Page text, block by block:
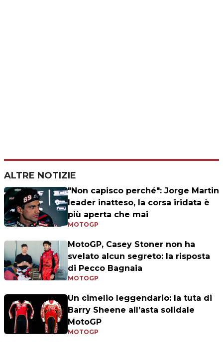
ALTRE NOTIZIE
"Non capisco perché": Jorge Martin
leader inatteso, la corsa iridata è
più aperta che mai
MOTOGP
MotoGP, Casey Stoner non ha
svelato alcun segreto: la risposta
di Pecco Bagnaia
MOTOGP
Un cimelio leggendario: la tuta di
Barry Sheene all’asta solidale
MotoGP
MOTOGP